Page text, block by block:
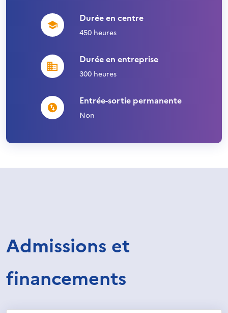
Durée en centre
450 heures
Durée en entreprise
300 heures
Entrée-sortie permanente
Non
Admissions et
financements